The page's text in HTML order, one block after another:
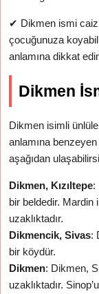
✔ Dikmen ismi
çocuğunuza
anlamına dikkat
Dikmen
Dikmen isimli
anlamına
aşağıdan
Dikmen, Kızıltepe:
bir beldedir. Mardin
uzaklıktadır.
Dikmencik, Sivas:
bir köydür.
Dikmen: Dikmen,
uzaklıktadır.